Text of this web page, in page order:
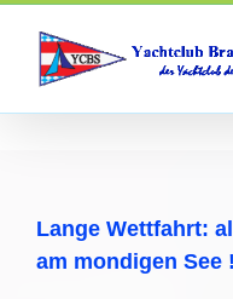
Zum
springen
Lange Wettfahrt:
am mondigen See !